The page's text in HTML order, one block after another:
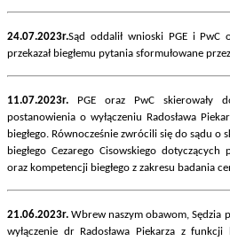
24.07.2023r.Sąd oddalił wnioski PGE i PwC
przekazał biegłemu pytania sformułowane
11.07.2023r. PGE oraz PwC skierowały
postanowienia o wyłączeniu Radosława
biegłego. Równocześnie zwrócili się do sądu
biegłego Cezarego Cisowskiego
oraz kompetencji biegłego z zakresu badania
21.06.2023r. Wbrew naszym obawom, Sędzia
wyłączenie dr Radosława Piekarza z funkcji